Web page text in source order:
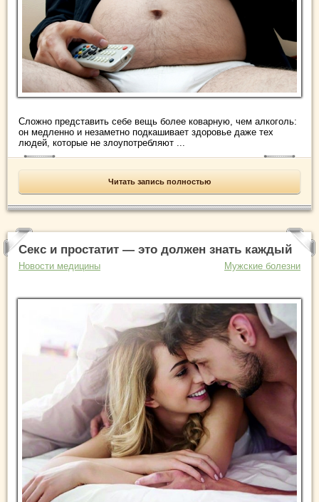
Сложно представить себе вещь более коварную, чем алкоголь:
он медленно и незаметно подкашивает здоровье даже тех
людей, которые не злоупотребляют ...
Читать запись полностью
Секс и простатит — это должен знать каждый
Новости медицины Мужские болезни